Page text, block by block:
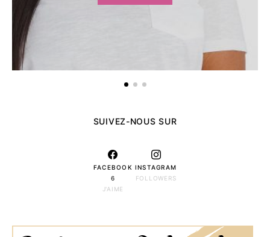
SUIVEZ-NOUS SUR
FACEBOOK
6
J'AIME
INSTAGRAM
FOLLOWERS